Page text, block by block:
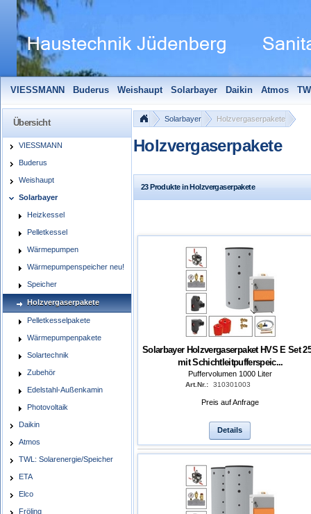
VIESSMANN Buderus Weishaupt Solarbayer Daikin Atmos
Solarfocus
Wolf Pelletmaulwurf + Zubehör Edle Badheizkörper
Übersicht
VIESSMANN
Buderus
Weishaupt
Solarbayer
Heizkessel
Pelletkessel
Wärmepumpen
Wärmepumpenspeicher neu!
Speicher
Holzvergaserpakete
Pelletkesselpakete
Wärmepumpenpakete
Solartechnik
Zubehör
Edelstahl-Außenkamin
Photovoltaik
Daikin
Atmos
TWL: Solarenergie/Speicher
ETA
Elco
Fröling
Solarbayer Holzvergaserpakete
Holzvergaserpakete
23 Produkte in Holzvergaserpakete
Solarbayer Holzvergaserpaket HVS E Set
mit Schichtleitpufferspeic...
Puffervolumen 1000 Liter
Art.Nr.: 310301003
Preis auf Anfrage
Details